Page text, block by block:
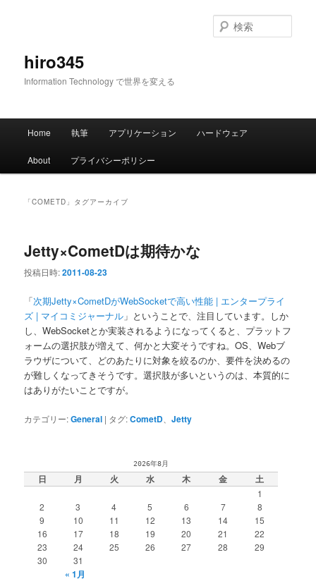
hiro345
Information Technology で世界を変える
索
メ
Home 執筆 アプリケーション ハードウェア
About プライバシーポリシー
「COMETD 」タグアーカイブ
Jetty×CometDは期待かな
投稿日時:2011-08-23
「次期Jetty×CometDがWebSocketで高い性能 | エンタープライ
ズ | マイコミジャーナル 」ということで、注目しています。しか
し、WebSocketとか実装されるようになってくると、プラットフ
ォームの選択肢が増えて、何かと大変そうですね。OS、Webブ
ラウザについて、どのあたりに対象を絞るのか、要件を決めるの
が難しくなってきそうです。選択肢が多いというのは、本質的に
はありがたいことですが。
カテゴリー:General | タグ:CometD 、Jetty
2026年8月
日 月 火 水 木 金 土
1
2
3 4 5 6 7
8
9
10 11 12 13 14
15
16
17 18 19 20 21
22
23
24 25 26 27 28
29
30
31
« 1月